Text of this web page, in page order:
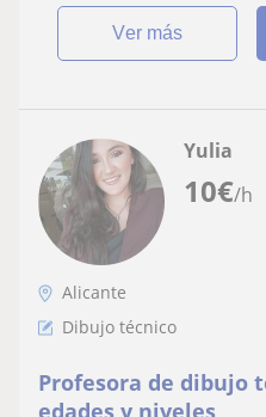
ver más
10€/h
Yulia
Alicante
Dibujo técnico
Profesora de dibujo
edades y niveles